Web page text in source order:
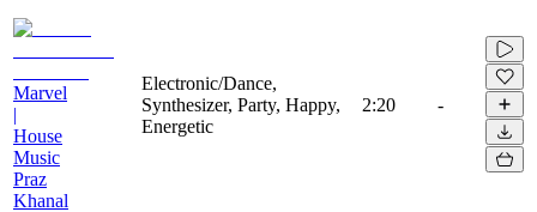
Marvel
|
House
Music
Praz
Khanal
Electronic/Dance,
Synthesizer, Party, Happy,
Energetic
2:20 -